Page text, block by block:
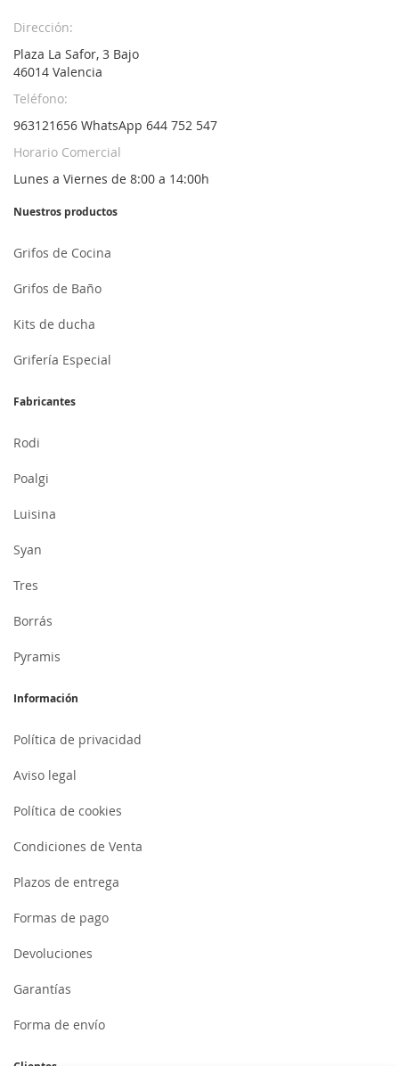
Dirección:
Plaza La Safor, 3 Bajo
46014 Valencia
Teléfono:
963121656 WhatsApp 644 752 547
Horario Comercial
Lunes a Viernes de 8:00 a 14:00h
Nuestros productos
Grifos de Cocina
Grifos de Baño
Kits de ducha
Grifería Especial
Fabricantes
Rodi
Poalgi
Luisina
Syan
Tres
Borrás
Pyramis
Información
Política de privacidad
Aviso legal
Política de cookies
Condiciones de Venta
Plazos de entrega
Formas de pago
Devoluciones
Garantías
Forma de envío